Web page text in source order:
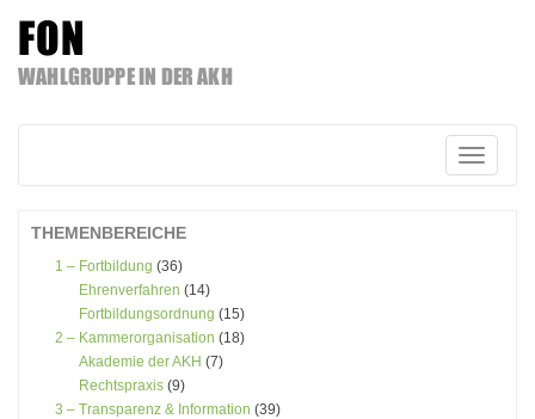
FON
WAHLGRUPPE IN DER AKH
Inhalt
Schalte
THEMENBEREICHE
1 – Fortbildung (36)
Ehrenverfahren (14)
Fortbildungsordnung (15)
2 – Kammerorganisation (18)
Akademie der AKH (7)
Rechtspraxis (9)
3 – Transparenz & Information (39)